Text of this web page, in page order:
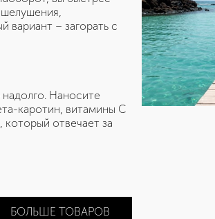
вариант – загорать с
Наносите
каротин, витамины С
отвечает за
БОЛЬШЕ ТОВАРОВ